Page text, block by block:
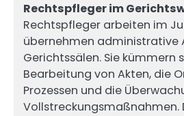
Rechtspfleger im
Rechtspfleger arbeiten im
übernehmen administrative
Gerichtssälen. Sie kümmern
Bearbeitung von Akten, die
Prozessen und die
Vollstreckungsmaßnahmen.